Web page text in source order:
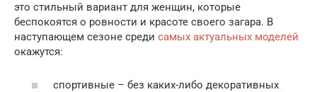
это стильный вариант для женщин, которые
беспокоятся о ровности и красоте своего загара. В
наступающем сезоне среди самых актуальных моделей
окажутся:
спортивные – без каких-либо декоративных